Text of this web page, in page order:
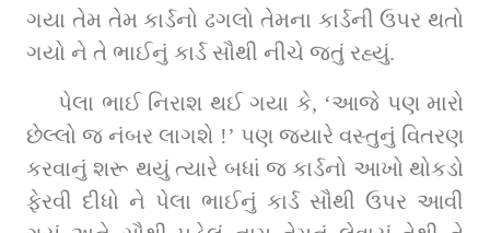
ગયા તેમ તેમ કાર્ડનો ઢગલો તેમના કાર્ડની ઉપર થતો
ગયો ને તે ભાઈનું કાર્ડ સૌથી નીચે જતું રહ્યું.
પેલા ભાઈ નિરાશ થઈ ગયા કે, ‘આજે પણ મારો
છેલ્લો જ નંબર લાગશે !’ પણ જ્યારે વસ્તુનું વિતરણ
કરવાનું શરૂ થયું ત્યારે બધાં જ કાર્ડનો આખો થોકડો
ફેરવી દીધો ને પેલા ભાઈનું કાર્ડ સૌથી ઉપર આવી